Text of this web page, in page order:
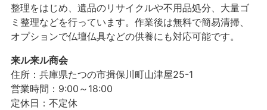
整理をはじめ、遺品のリサイクルや不用品処分、大量ゴ
ミ整理などを行っています。作業後は無料で簡易清掃、
オプションで仏壇仏具などの供養にも対応可能です。
来ル来ル商会
住所：兵庫県たつの市揖保川町山津屋25-1
営業時間：9:00～18:00
定休日：不定休